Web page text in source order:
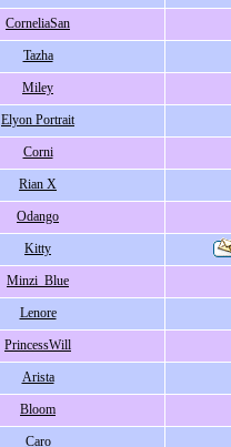
CorneliaSan
Tazha
Miley
Elyon Portrait
Corni
Rian X
Odango
Kitty
Minzi_Blue
Lenore
PrincessWill
Arista
Bloom
Caro